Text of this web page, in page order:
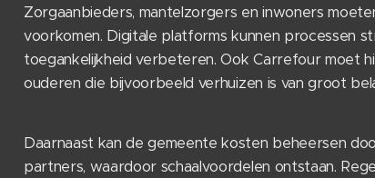
Zorgaanbieders, mantelzorgers en inwoners
voorkomen. Digitale platforms kunnen processen
toegankelijkheid verbeteren. Ook Carrefour moet
ouderen die bijvoorbeeld verhuizen is van groot
Daarnaast kan de gemeente kosten beheersen
partners, waardoor schaalvoordelen ontstaan.